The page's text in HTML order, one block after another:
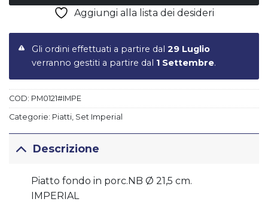
Aggiungi alla lista dei desideri
Gli ordini effettuati a partire dal 29 Luglio
verranno gestiti a partire dal 1 Settembre.
COD: PM0121#IMPE
Categorie: Piatti Set Imperial
Descrizione
Piatto fondo in porc.NB Ø 21,5 cm.
IMPERIAL